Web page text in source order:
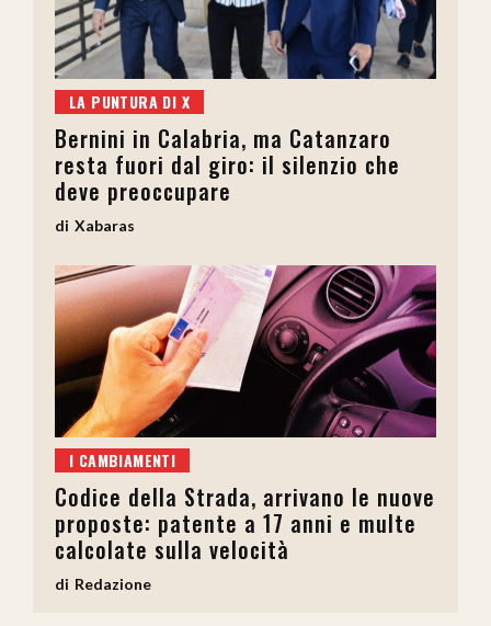
LA PUNTURA DI X
Bernini in Calabria, ma Catanzaro
resta fuori dal giro: il silenzio che
deve preoccupare
Xabaras
I CAMBIAMENTI
Codice della Strada, arrivano le nuove
proposte: patente a 17 anni e multe
calcolate sulla velocità
Redazione